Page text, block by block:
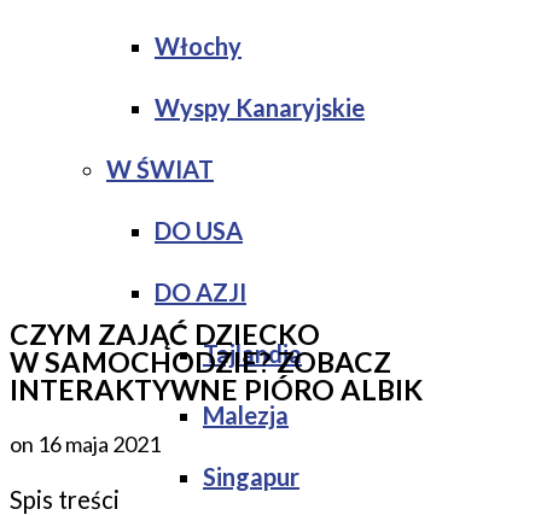
Włochy
Wyspy Kanaryjskie
W ŚWIAT
DO USA
DO AZJI
Tajlandia
Malezja
Singapur
CZYM ZAJĄĆ DZIECKO
W SAMOCHODZIE? ZOBACZ
INTERAKTYWNE PIÓRO ALBIK
on 16 maja 2021
Spis treści